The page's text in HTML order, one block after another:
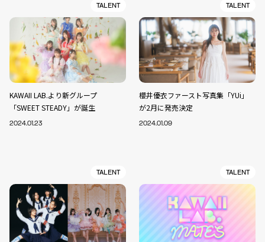
TALENT
KAWAII LAB.より新グループ
「SWEET STEADY」が誕生
2024.01.23
TALENT
櫻井優衣ファースト写真集「YUi」
が2月に発売決定
2024.01.09
TALENT TALENT